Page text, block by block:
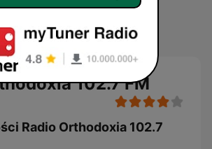
102.7 FM
Radio Orthodoxia 102.7